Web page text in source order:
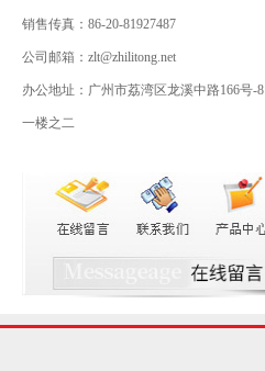
销售传真：86-20-81927487
公司邮箱：zlt@zhilitong.net
办公地址：广州市荔湾区龙溪中路166号-8
一楼之二